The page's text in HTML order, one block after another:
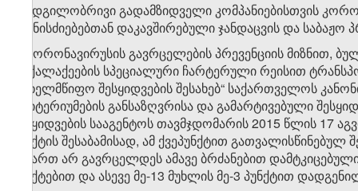
ბ) ადგილობრივი გადამზიდველი კომპანიებისთვის
ღონისძიებებთან დაკავშირებული ჯანდაცვის და
გ) კორონავირუსის გავრცელების პრევენციის
მოქალაქეების სპეციალური ჩარტერული რეისით
„სახელმწიფო შესყიდვების შესახებ“ საქართველოს
კრიტერიუმების განსაზღვრისა და გამარტივებული
შესყიდვების სააგენტოს თავმჯდომარის 2015 წლის 17
პუნქტის შესაბამისად, ამ ქვეპუნქტით
მიმართ არ გავრცელდეს ამავე ბრძანებით
პუნქტებით და ასევე მე-13 მუხლის მე-3 პუნქტით